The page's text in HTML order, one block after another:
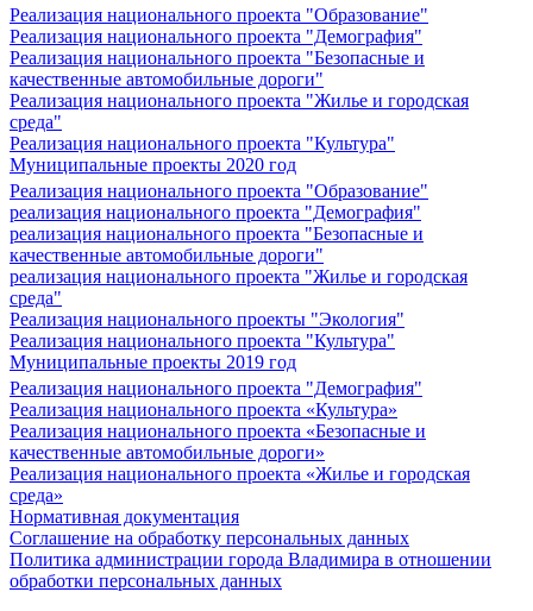
Реализация национального проекта "Образование"
Реализация национального проекта "Демография"
Реализация национального проекта "Безопасные и
качественные автомобильные дороги"
Реализация национального проекта "Жилье и городская
среда"
Реализация национального проекта "Культура"
Муниципальные проекты 2020 год
Реализация национального проекта "Образование"
реализация национального проекта "Демография"
реализация национального проекта "Безопасные и
качественные автомобильные дороги"
реализация национального проекта "Жилье и городская
среда"
Реализация национального проекты "Экология"
Реализация национального проекта "Культура"
Муниципальные проекты 2019 год
Реализация национального проекта "Демография"
Реализация национального проекта «Культура»
Реализация национального проекта «Безопасные и
качественные автомобильные дороги»
Реализация национального проекта «Жилье и городская
среда»
Нормативная документация
Соглашение на обработку персональных данных
Политика администрации города Владимира в отношении
обработки персональных данных